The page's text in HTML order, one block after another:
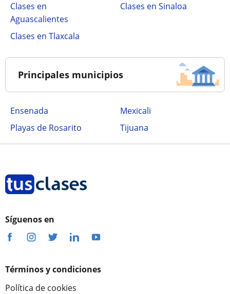
Clases en
Aguascalientes
Clases en Sinaloa
Clases en Tlaxcala
Principales municipios
Ensenada
Mexicali
Playas de Rosarito
Tijuana
Síguenos en
Términos y condiciones
Política de cookies